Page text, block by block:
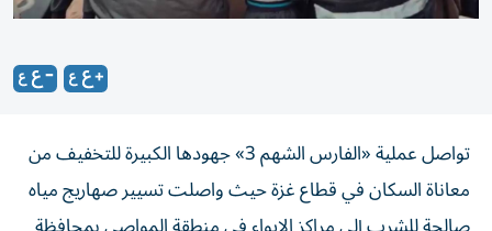
تواصل عملية «الفارس الشهم 3» جهودها الكبيرة للتخفيف من
معاناة السكان في قطاع غزة حيث واصلت تسيير صهاريج مياه